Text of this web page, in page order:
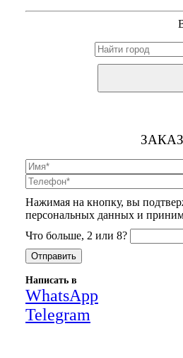
Нажимая на кнопку, вы
персональных данных и
Что больше, 2 или 8?
Написать в
WhatsApp
Telegram